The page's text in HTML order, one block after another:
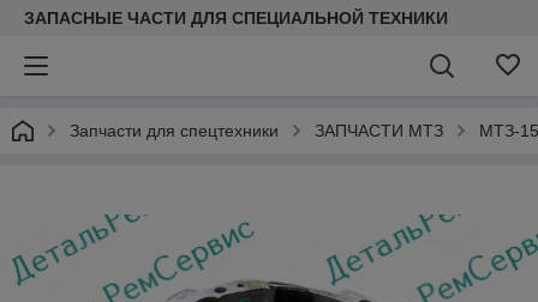
ЗАПАСНЫЕ ЧАСТИ ДЛЯ СПЕЦИАЛЬНОЙ ТЕХНИКИ
Запчасти для спецтехники ЗАПЧАСТИ МТЗ МТЗ-